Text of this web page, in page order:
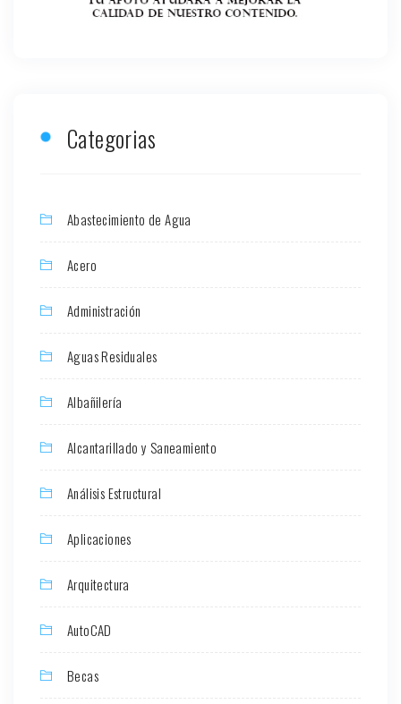
Categorias
Abastecimiento de Agua
Acero
Administración
Aguas Residuales
Albañilería
Alcantarillado y Saneamiento
Análisis Estructural
Aplicaciones
Arquitectura
AutoCAD
Becas